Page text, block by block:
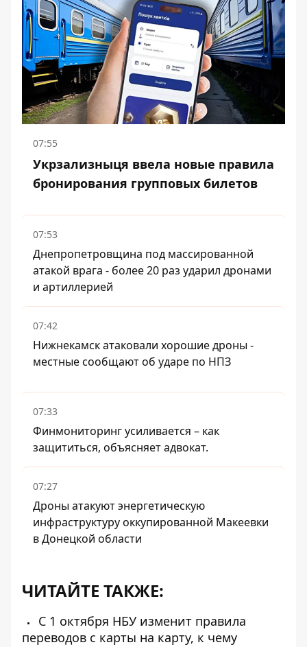
07:55
Укрзализныця ввела новые правила
бронирования групповых билетов
07:53
Днепропетровщина под массированной
атакой врага - более 20 раз ударил дронами
и артиллерией
07:42
Нижнекамск атаковали хорошие дроны -
местные сообщают об ударе по НПЗ
07:33
Финмониторинг усиливается – как
защититься, объясняет адвокат.
07:27
Дроны атакуют энергетическую
инфраструктуру оккупированной Макеевки
в Донецкой области
ЧИТАЙТЕ ТАКЖЕ:
С 1 октября НБУ изменит правила
переводов с карты на карту, к чему